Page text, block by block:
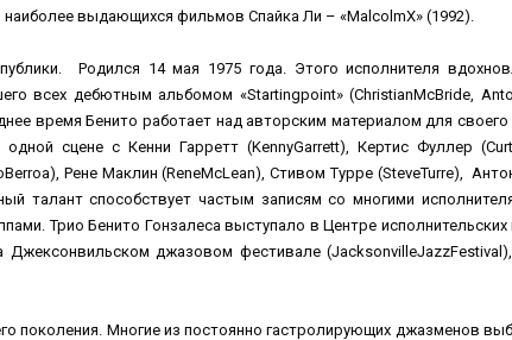
выдающихся фильмов Спайка Ли – «MalcolmX» (1992).
Родился 14 мая 1975 года. Этого исполнителя
всех дебютным альбомом «Startingpoint» (ChristianMcBride,
время Бенито работает над авторским материалом для
сцене с Кенни Гарретт (KennyGarrett), Кертис Фуллер
Рене Маклин (ReneMcLean), Стивом Турре (SteveTurre),
талант способствует частым записям со многими
Трио Бенито Гонзалеса выступало в Центре
Джексонвильском джазовом фестивале
поколения. Многие из постоянно гастролирующих джазменов